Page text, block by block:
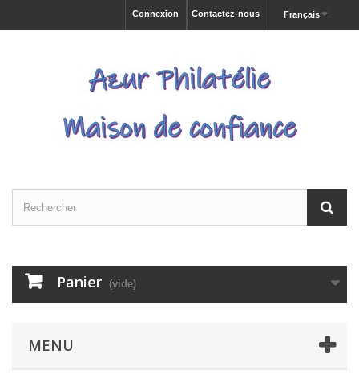
Français
Contactez-nous
Connexion
Panier (vide)
MENU